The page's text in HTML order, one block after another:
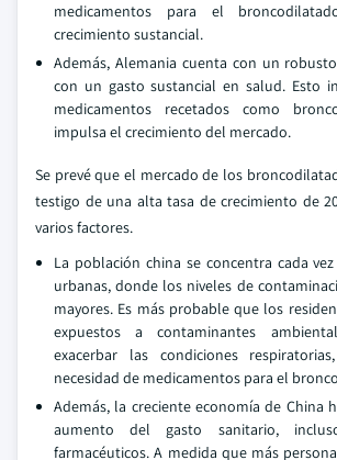
medicamentos para el
crecimiento sustancial.
Además, Alemania cuenta con un
con un gasto sustancial en salud. Esto
medicamentos recetados como
impulsa el crecimiento del mercado.
Se prevé que el mercado de los
testigo de una alta tasa de crecimiento de
varios factores.
La población china se concentra cada
urbanas, donde los niveles de
mayores. Es más probable que los
expuestos a contaminantes
exacerbar las condiciones
necesidad de medicamentos para el
Además, la creciente economía de China
aumento del gasto sanitario,
farmacéuticos. A medida que más